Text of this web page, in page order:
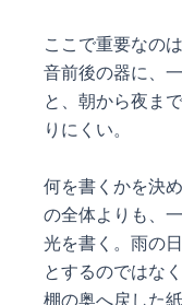
ここで重要なの
音前後の器に、
と、朝から夜ま
りにくい。
何を書くかを決
の全体よりも、
光を書く。雨の
とするのではな
棚の奥へ戻した紙